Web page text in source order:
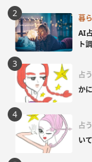
暮
AI
ト
占う
か
占う
い